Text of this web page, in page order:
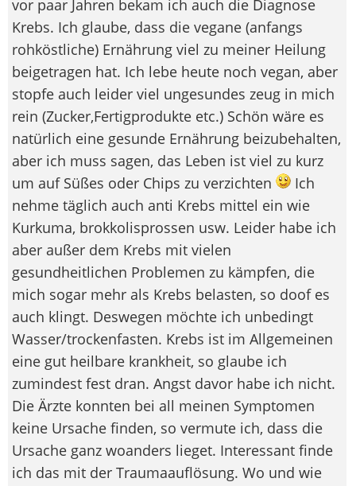
vor paar Jahren bekam ich auch die Diagnose
Krebs. Ich glaube, dass die vegane (anfangs
rohköstliche) Ernährung viel zu meiner Heilung
beigetragen hat. Ich lebe heute noch vegan, aber
stopfe auch leider viel ungesundes zeug in mich
rein (Zucker,Fertigprodukte etc.) Schön wäre es
natürlich eine gesunde Ernährung beizubehalten,
aber ich muss sagen, das Leben ist viel zu kurz
um auf Süßes oder Chips zu verzichten
Ich
nehme täglich auch anti Krebs mittel ein wie
Kurkuma, brokkolisprossen usw. Leider habe ich
aber außer dem Krebs mit vielen
gesundheitlichen Problemen zu kämpfen, die
mich sogar mehr als Krebs belasten, so doof es
auch klingt. Deswegen möchte ich unbedingt
Wasser/trockenfasten. Krebs ist im Allgemeinen
eine gut heilbare krankheit, so glaube ich
zumindest fest dran. Angst davor habe ich nicht.
Die Ärzte konnten bei all meinen Symptomen
keine Ursache finden, so vermute ich, dass die
Ursache ganz woanders lieget. Interessant finde
ich das mit der Traumaauflösung. Wo und wie